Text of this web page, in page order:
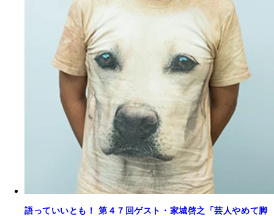
語っていいとも！ 第４７回ゲスト・家城啓之「芸人やめて脚